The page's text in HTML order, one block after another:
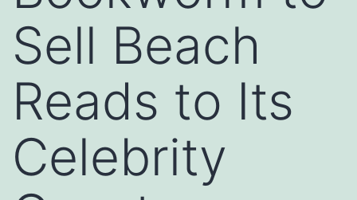
Sell Beach
Reads to Its
Celebrity